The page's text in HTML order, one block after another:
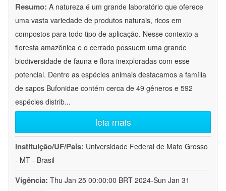
Resumo: A natureza é um grande laboratório que oferece
uma vasta variedade de produtos naturais, ricos em
compostos para todo tipo de aplicação. Nesse contexto a
floresta amazônica e o cerrado possuem uma grande
biodiversidade de fauna e flora inexploradas com esse
potencial. Dentre as espécies animais destacamos a família
de sapos Bufonidae contém cerca de 49 gêneros e 592
espécies distrib...
leia mais
Instituição/UF/País: Universidade Federal de Mato Grosso
- MT - Brasil
Vigência: Thu Jan 25 00:00:00 BRT 2024-Sun Jan 31